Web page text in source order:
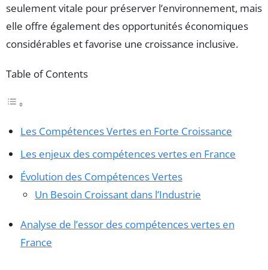
seulement vitale pour préserver l’environnement, mais
elle offre également des opportunités économiques
considérables et favorise une croissance inclusive.
Table of Contents
Les Compétences Vertes en Forte Croissance
Les enjeux des compétences vertes en France
Évolution des Compétences Vertes
Un Besoin Croissant dans l’Industrie
Analyse de l’essor des compétences vertes en
France